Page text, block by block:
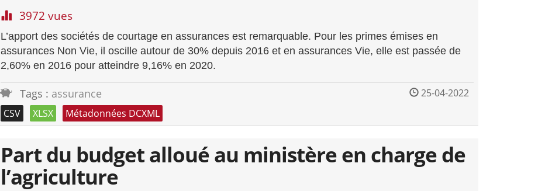
3972 vues
L’apport des sociétés de courtage en assurances est remarquable. Pour les primes émises en
assurances Non Vie, il oscille autour de 30% depuis 2016 et en assurances Vie, elle est passée de
2,60% en 2016 pour atteindre 9,16% en 2020.
Tags : assurance
25-04-2022
CSV
XLSX Métadonnées DCXML
Part du budget alloué au ministère en charge de
l’agriculture